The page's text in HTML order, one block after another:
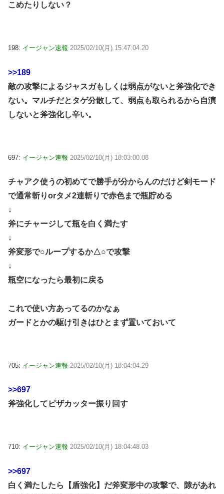
こめたりしない？
198: イージャン速報 2025/02/10(月) 15:47:04.20
>>189
敵の攻撃によるジャスガもしくは弱点がないと斧強化でき
ない。マルチだとタゲ分散して、弱点も取られるから自演
しないと斧強化し辛い。
697: イージャン速報 2025/02/10(月) 18:03:00.08
チャアク使うの初めてで勝手が分からんのだけど剣モード
で通常斬りorタメ2連斬りで赤色まで瓶貯める
↓
斧にチャージして瓶を白く満たす
↓
斧変形で○ループするか△○で攻撃
↓
瓶空になったら最初に戻る
これで使い方あってるのかなぁ
ガードとかの駆け引きはひとまず置いておいて
705: イージャン速報 2025/02/10(月) 18:04:04.29
>>697
斧強化してピザカッター振り回す
710: イージャン速報 2025/02/10(月) 18:04:48.03
>>697
白く満たしたら【盾強化】だ斧変形中の攻撃で、隙があれ